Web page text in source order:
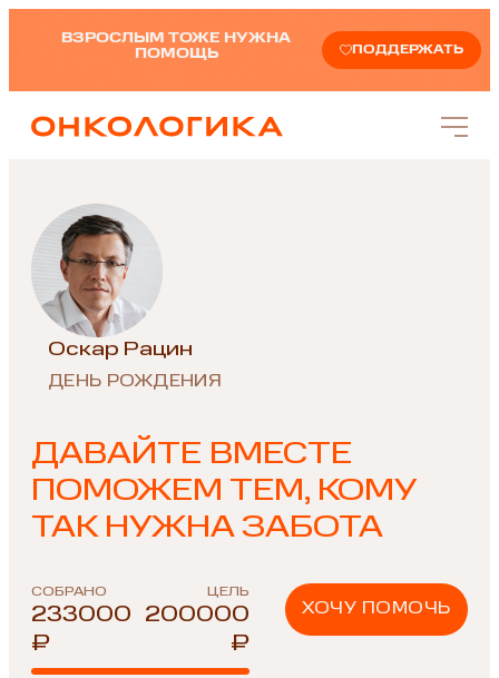
ВЗРОСЛЫМ ТОЖЕ НУЖНА
ПОМОЩЬ
ПОДДЕРЖАТЬ
Оскар Рацин
ДЕНЬ РОЖДЕНИЯ
ДАВАЙТЕ ВМЕСТЕ
ПОМОЖЕМ ТЕМ, КОМУ
ТАК НУЖНА ЗАБОТА
СОБРАНО ЦЕЛЬ
233000
₽
200000
₽
ХОЧУ ПОМОЧЬ